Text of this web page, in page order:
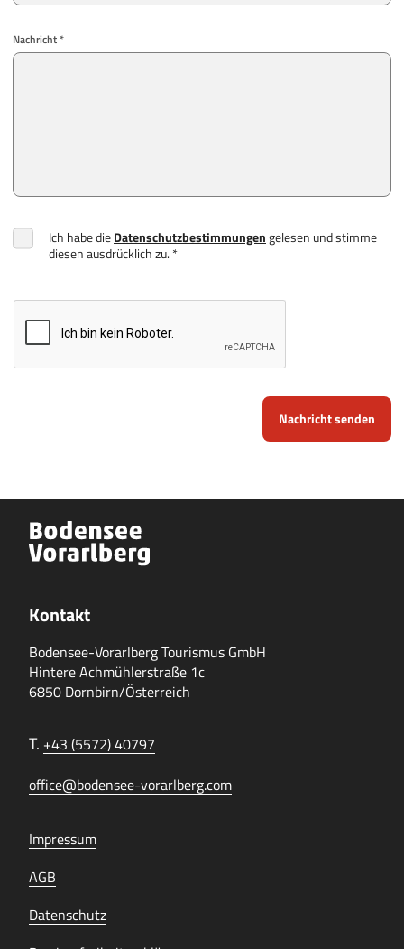
Nachricht *
Ich habe dieDatenschutzbestimmungengelesen und stimme
diesen ausdrücklich zu. *
Nachricht senden
Kontakt
Bodensee-Vorarlberg Tourismus GmbH
Hintere Achmühlerstraße 1c
6850 Dornbirn/Österreich
T. +43 (5572) 40797
office@bodensee-vorarlberg.com
Impressum
AGB
Datenschutz